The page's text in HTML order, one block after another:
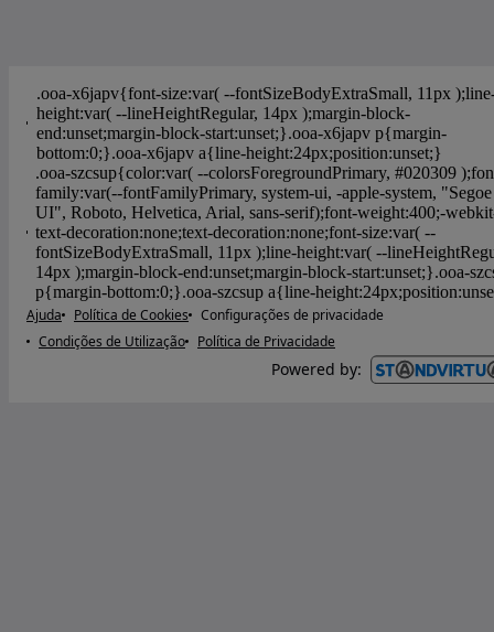
Ajuda Política de Cookies
Configurações de privacidade
Condições de Utilização
Política de Privacidade
Powered by: